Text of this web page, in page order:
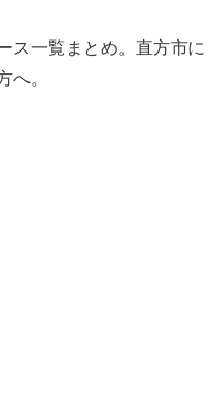
ス一覧まとめ。直方市に
へ。